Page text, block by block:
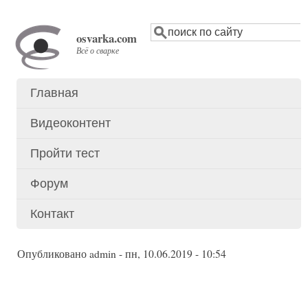
основному
содержанию
Поиск
osvarka.com
Всё о сварке
Основное
Главная
Видеоконтент
Пройти тест
Форум
Контакт
Опубликовано admin - пн, 10.06.2019 - 10:54